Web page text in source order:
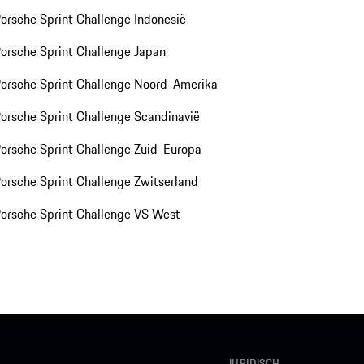
Sprint Challenge Indonesië
Sprint Challenge Japan
Sprint Challenge Noord-Amerika
Sprint Challenge Scandinavië
Sprint Challenge Zuid-Europa
Sprint Challenge Zwitserland
Sprint Challenge VS West